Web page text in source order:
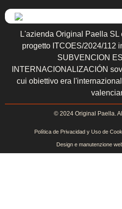
L'azienda Original Paella SL
progetto ITCOES/2024/112
SUBVENCION
INTERNACIONALIZACIÓN
cui obiettivo era
© 2024 Original Paella.
Política de Privacidad y Uso de
Design e manutenzione